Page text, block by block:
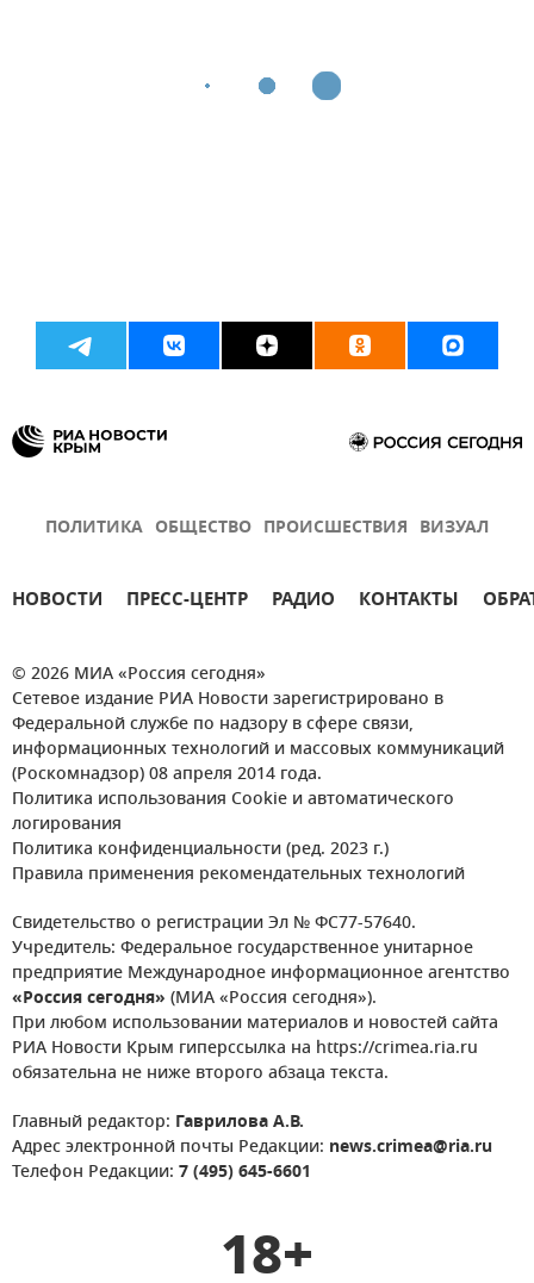
ПОЛИТИКА ОБЩЕСТВО ПРОИСШЕСТВИЯ ВИЗУАЛ
НОВОСТИ ПРЕСС-ЦЕНТР РАДИО КОНТАКТЫ
© 2026 МИА «Россия сегодня»
Сетевое издание РИА Новости зарегистрировано в
Федеральной службе по надзору в сфере связи,
информационных технологий и массовых коммуникаций
(Роскомнадзор) 08 апреля 2014 года.
Политика использования Cookie и автоматического
логирования
Политика конфиденциальности (ред. 2023 г.)
Правила применения рекомендательных технологий
Свидетельство о регистрации Эл № ФС77-57640.
Учредитель: Федеральное государственное унитарное
предприятие Международное информационное агентство
«Россия сегодня» (МИА «Россия сегодня»).
При любом использовании материалов и новостей сайта
РИА Новости Крым гиперссылка на https://crimea.ria.ru
обязательна не ниже второго абзаца текста.
Главный редактор: Гаврилова А.В.
Адрес электронной почты Редакции: news.crimea@ria.ru
Телефон Редакции: 7 (495) 645-6601
18+